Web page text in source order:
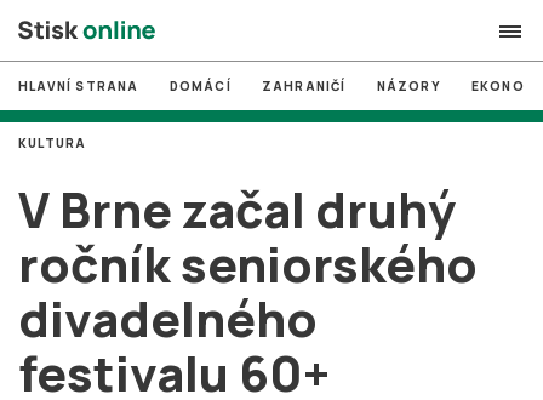
search
# MUNI
# Brno
# volby
login PŘIHLÁSIT SE
Zapomněli jste heslo?
HLAVNÍ STRANA DOMÁCÍ ZAHRANIČÍ NÁZORY
V Brne začal druhý
ročník seniorského
divadelného
festivalu 60+
KULTURA